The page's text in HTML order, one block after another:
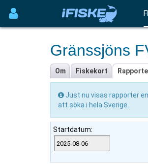
Gränssjöns
Om Fiskekort
Just nu visas rapporter
att söka i hela Sverige.
Startdatum: